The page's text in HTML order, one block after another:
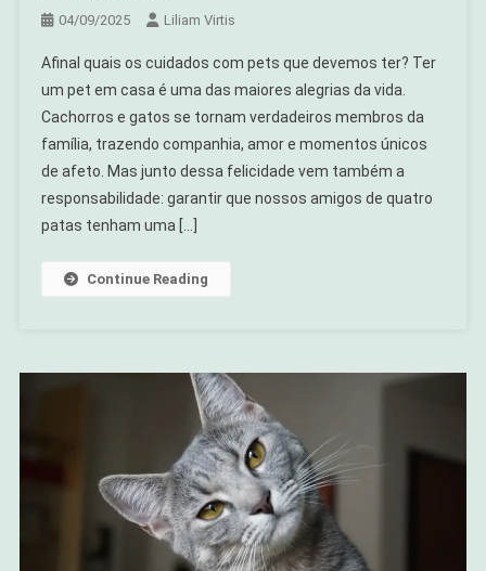
04/09/2025 Liliam Virtis
Afinal quais os cuidados com pets que devemos ter? Ter
um pet em casa é uma das maiores alegrias da vida.
Cachorros e gatos se tornam verdadeiros membros da
família, trazendo companhia, amor e momentos únicos
de afeto. Mas junto dessa felicidade vem também a
responsabilidade: garantir que nossos amigos de quatro
patas tenham uma […]
Continue Reading